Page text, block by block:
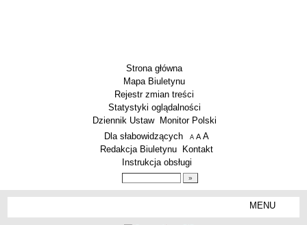
Strona główna
Mapa Biuletynu
Rejestr zmian treści
Statystyki oglądalności
Dziennik Ustaw
Monitor Polski
Menu dodatkowe
Dla słabowidzących A pomniejsz czcionkę
A standardowy rozmiar czcionki
A
Redakcja Biuletynu
Kontakt
Instrukcja obsługi
MENU